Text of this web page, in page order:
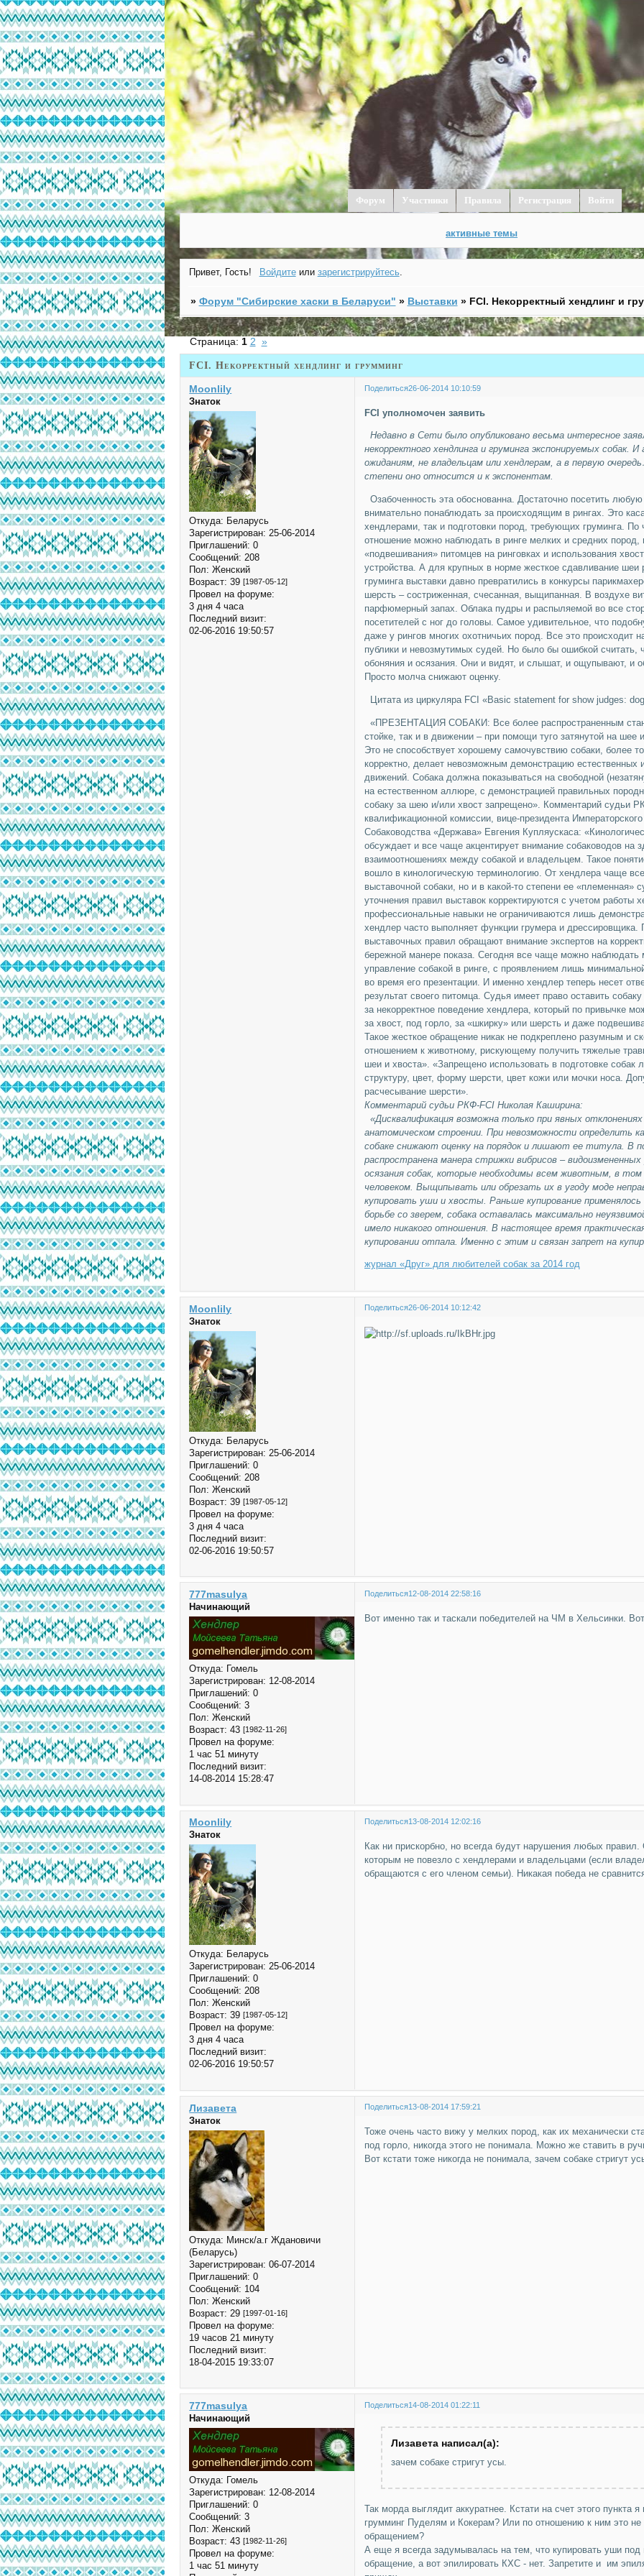
Форум Участники Правила Регистрация Войти
активные темы
Привет, Гость! Войдитеили зарегистрируйтесь.
» Форум "Cибирские хаски в Беларуси" » Выставки » FCI. Некорректный хендлинг и
FCI. Некорректный хендлинг и грумминг
Страница: 1 2 »
Поделиться26-06-2014 10:10:59
Moonlily
Знаток
Откуда: Беларусь
Зарегистрирован: 25-06-2014
Приглашений: 0
Сообщений: 208
Пол: Женский
Возраст: 39[1987-05-12]
Провел на форуме:
3 дня 4 часа
Последний визит:
02-06-2016 19:50:57
FCI уполномочен заявить
Недавно в Сети было опубликовано весьма интересное
некорректного хендлинга и груминга экспонируемых собак. И
ожиданиям, не владельцам или хендлерам, а в первую
степени оно относится и к экспонентам.
Озабоченность эта обоснованна. Достаточно посетить
внимательно понаблюдать за происходящим в рингах. Это
хендлерами, так и подготовки пород, требующих груминга. По
отношение можно наблюдать в ринге мелких и средних пород,
«подвешивания» питомцев на ринговках и использования
устройства. А для крупных в норме жесткое сдавливание шеи
груминга выставки давно превратились в конкурсы
шерсть – состриженная, счесанная, выщипанная. В воздухе
парфюмерный запах. Облака пудры и распыляемой во все
посетителей с ног до головы. Самое удивительное, что
даже у рингов многих охотничьих пород. Все это происходит
публики и невозмутимых судей. Но было бы ошибкой считать,
обоняния и осязания. Они и видят, и слышат, и ощупывают, и
Просто молча снижают оценку.
Цитата из циркуляра FCI «Basic statement for show judges:
«ПРЕЗЕНТАЦИЯ СОБАКИ: Все более распространенным
стойке, так и в движении – при помощи туго затянутой на шее
Это не способствует хорошему самочувствию собаки, более
корректно, делает невозможным демонстрацию естественных
движений. Собака должна показываться на свободной
на естественном аллюре, с демонстрацией правильных
собаку за шею и/или хвост запрещено». Комментарий судьи
квалификационной комиссии, вице-президента
Собаководства «Держава» Евгения Купляускаса:
обсуждает и все чаще акцентирует внимание собаководов на
взаимоотношениях между собакой и владельцем. Такое
вошло в кинологическую терминологию. От хендлера чаще
выставочной собаки, но и в какой-то степени ее «племенная»
уточнения правил выставок корректируются с учетом работы
профессиональные навыки не ограничиваются лишь
хендлер часто выполняет функции грумера и дрессировщика.
выставочных правил обращают внимание экспертов на
бережной манере показа. Сегодня все чаще можно наблюдать
управление собакой в ринге, с проявлением лишь
во время его презентации. И именно хендлер теперь несет
результат своего питомца. Судья имеет право оставить
за некорректное поведение хендлера, который по привычке
за хвост, под горло, за «шкирку» или шерсть и даже
Такое жесткое обращение никак не подкреплено разумным и
отношением к животному, рискующему получить тяжелые
шеи и хвоста». «Запрещено использовать в подготовке
структуру, цвет, форму шерсти, цвет кожи или мочки носа.
расчесывание шерсти».
Комментарий судьи РКФ-FCI Николая Каширина:
«Дисквалификация возможна только при явных
анатомическом строении. При невозможности определить
собаке снижают оценку на порядок и лишают ее титула. В
распространена манера стрижки вибрисов –
осязания собак, которые необходимы всем животным, в
человеком. Выщипывать или обрезать их в угоду моде
купировать уши и хвосты. Раньше купирование
борьбе со зверем, собака оставалась максимально
имело никакого отношения. В настоящее время
купировании отпала. Именно с этим и связан запрет на
журнал «Друг» для любителей собак за 2014 год
Поделиться26-06-2014 10:12:42
Moonlily
Знаток
Откуда: Беларусь
Зарегистрирован: 25-06-2014
Приглашений: 0
Сообщений: 208
Пол: Женский
Возраст: 39[1987-05-12]
Провел на форуме:
3 дня 4 часа
Последний визит:
02-06-2016 19:50:57
Поделиться12-08-2014 22:58:16
777masulya
Начинающий
Откуда: Гомель
Зарегистрирован: 12-08-2014
Приглашений: 0
Сообщений: 3
Пол: Женский
Возраст: 43[1982-11-26]
Провел на форуме:
1 час 51 минуту
Последний визит:
14-08-2014 15:28:47
Вот именно так и таскали победителей на ЧМ в Хельсинки.
Поделиться13-08-2014 12:02:16
Moonlily
Знаток
Откуда: Беларусь
Зарегистрирован: 25-06-2014
Приглашений: 0
Сообщений: 208
Пол: Женский
Возраст: 39[1987-05-12]
Провел на форуме:
3 дня 4 часа
Последний визит:
02-06-2016 19:50:57
Как ни прискорбно, но всегда будут нарушения любых
которым не повезло с хендлерами и владельцами (если
обращаются с его членом семьи). Никакая победа не
Поделиться13-08-2014 17:59:21
Лизавета
Знаток
Откуда: Минск/а.г Ждановичи
(Беларусь)
Зарегистрирован: 06-07-2014
Приглашений: 0
Сообщений: 104
Пол: Женский
Возраст: 29[1997-01-16]
Провел на форуме:
19 часов 21 минуту
Последний визит:
18-04-2015 19:33:07
Тоже очень часто вижу у мелких пород, как их механически
под горло, никогда этого не понимала. Можно же ставить в
Вот кстати тоже никогда не понимала, зачем собаке стригут
Поделиться14-08-2014 01:22:11
777masulya
Начинающий
Откуда: Гомель
Зарегистрирован: 12-08-2014
Приглашений: 0
Сообщений: 3
Пол: Женский
Возраст: 43[1982-11-26]
Провел на форуме:
1 час 51 минуту
Лизавета написал(а):
зачем собаке стригут усы.
Так морда выглядит аккуратнее. Кстати на счет этого пункта
грумминг Пуделям и Кокерам? Или по отношению к ним это не
обращением?
А еще я всегда задумывалась на тем, что купировать уши под
обращение, а вот эпилировать КХС - нет. Запретите и им